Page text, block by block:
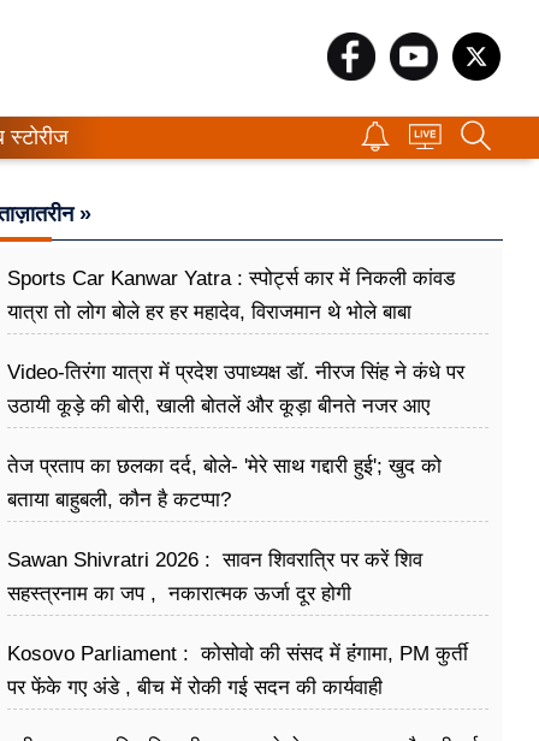
स्टोरीज
»
Sports Car Kanwar Yatra : स्पोर्ट्स कार में निकली कांवड
यात्रा तो लोग बोले हर हर महादेव, विराजमान थे भोले बाबा
Video-तिरंगा यात्रा में प्रदेश उपाध्यक्ष डॉ. नीरज सिंह ने कंधे पर
उठायी कूड़े की बोरी, खाली बोतलें और कूड़ा बीनते नजर आए
तेज प्रताप का छलका दर्द, बोले- 'मेरे साथ गद्दारी हुई'; खुद को
बताया बाहुबली, कौन है कटप्पा?
Sawan Shivratri 2026 : सावन शिवरात्रि पर करें शिव
सहस्त्रनाम का जप , नकारात्मक ऊर्जा दूर होगी
Kosovo Parliament : कोसोवो की संसद में हंंगामा, PM कुर्ती
पर फेंके गए अंडे , बीच में रोकी गई सदन की कार्यवाही